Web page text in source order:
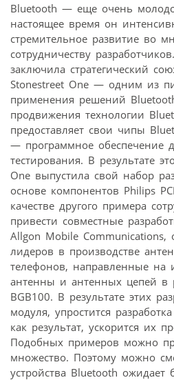
Bluetooth — еще очень
настоящее время он
стремительное развитие во
сотрудничеству
заключила стратегический
Stonestreet One — одним из
применения решений
продвижения технологии
предоставляет свои чипы
— программное обеспечение
тестирования. В результате
One выпустила свой набор
основе компонентов Philips
качестве другого примера
привести совместные
Allgon Mobile
лидеров в производстве
телефонов, направленные на
антенны и антенных цепей в
BGB100. В результате этих
модуля, упростится
как результат, ускорится их
Подобных примеров можно
множество. Поэтому можно
устройства Bluetooth ожидает